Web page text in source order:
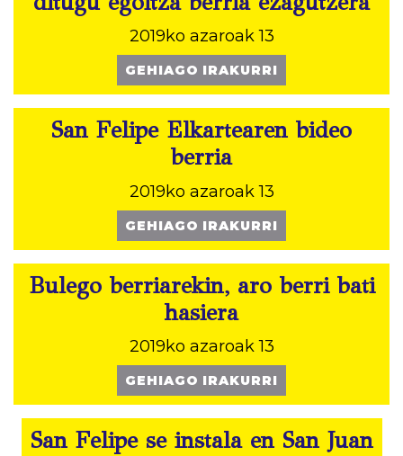
2019ko azaroak 13
GEHIAGO IRAKURRI
San Felipe Elkartearen bideo
berria
2019ko azaroak 13
GEHIAGO IRAKURRI
Bulego berriarekin, aro berri bati
hasiera
2019ko azaroak 13
GEHIAGO IRAKURRI
San Felipe se instala en San Juan